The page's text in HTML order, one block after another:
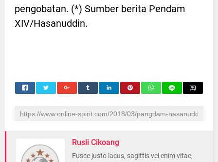
pengobatan. (*) Sumber berita Pendam
XIV/Hasanuddin.
Rusli Cikoang
Fusce justo lacus, sagittis vel enim vitae,